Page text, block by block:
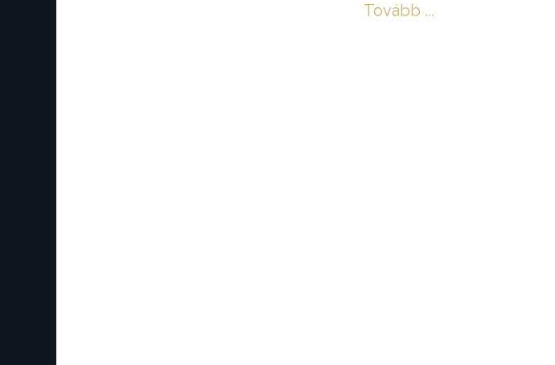
Tovább ...